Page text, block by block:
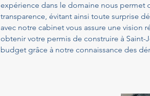
expérience dans le domaine nous permet
transparence, évitant ainsi toute surprise
avec notre cabinet vous assure une vision
obtenir votre permis de construire à
budget grâce à notre connaissance des